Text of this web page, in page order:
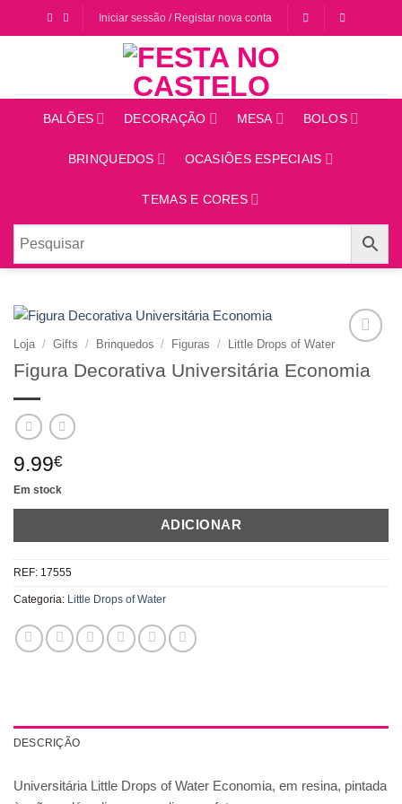
Iniciar sessão / Registar nova conta
BALÕES DECORAÇÃO MESA BOLOS
BRINQUEDOS OCASIÕES ESPECIAIS
TEMAS E CORES
aos
Loja / Gifts / Brinquedos / Figuras / Little Drops of Water
Figura Decorativa Universitária Economia
9.99€
Em stock
ADICIONAR
REF: 17555
Categoria: Little Drops of Water
DESCRIÇÃO
Universitária Little Drops of Water Economia, em resina, pintada